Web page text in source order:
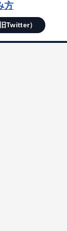
方
Twitter）